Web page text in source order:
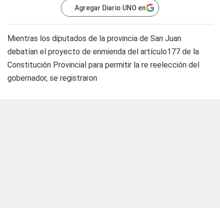
Agregar Diario UNO en
Mientras los diputados de la provincia de San Juan
debatían el proyecto de enmienda del artículo177 de la
Constitución Provincial para permitir la re reelección del
gobernador, se registraron